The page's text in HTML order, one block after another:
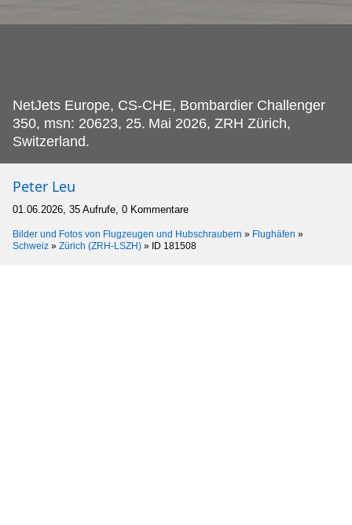
NetJets Europe, CS-CHE, Bombardier Challenger
350, msn: 20623, 25. Mai 2026, ZRH Zürich,
Switzerland.
Peter Leu
01.06.2026, 35 Aufrufe, 0 Kommentare
Bilder und Fotos von Flugzeugen und Hubschraubern » Flughäfen »
Schweiz » Zürich (ZRH-LSZH) » ID 181508